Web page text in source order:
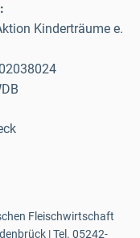
Kinderträume e.
Fleischwirtschaft
| Tel. 05242-